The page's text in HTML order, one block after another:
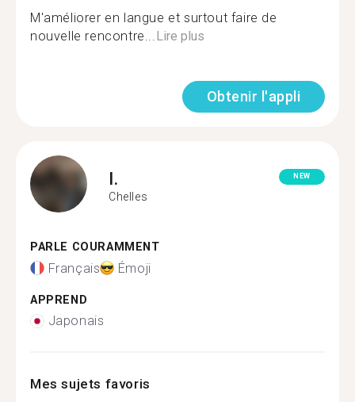
M'améliorer en langue et surtout faire de
nouvelle rencontre...Lire plus
Obtenir l'appli
I.
Chelles
NEW
PARLE COURAMMENT
Français Émoji
APPREND
Japonais
Mes sujets favoris